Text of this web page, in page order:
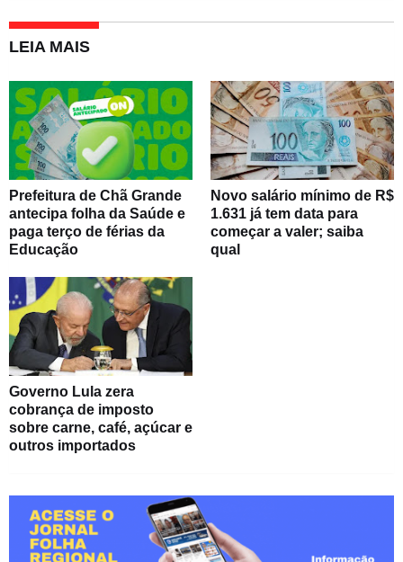
LEIA MAIS
Prefeitura de Chã Grande
antecipa folha da Saúde e
paga terço de férias da
Educação
Novo salário mínimo de R$
1.631 já tem data para
começar a valer; saiba
qual
Governo Lula zera
cobrança de imposto
sobre carne, café, açúcar e
outros importados